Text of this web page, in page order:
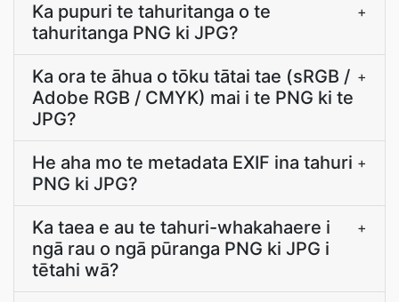
Ka pupuri te tahuritanga o te
tahuritanga PNG ki JPG?
+
Ka ora te āhua o tōku tātai tae (sRGB /
Adobe RGB / CMYK) mai i te PNG ki te
JPG?
+
He aha mo te metadata EXIF ina tahuri
PNG ki JPG?
+
Ka taea e au te tahuri-whakahaere i
ngā rau o ngā pūranga PNG ki JPG i
tētahi wā?
+